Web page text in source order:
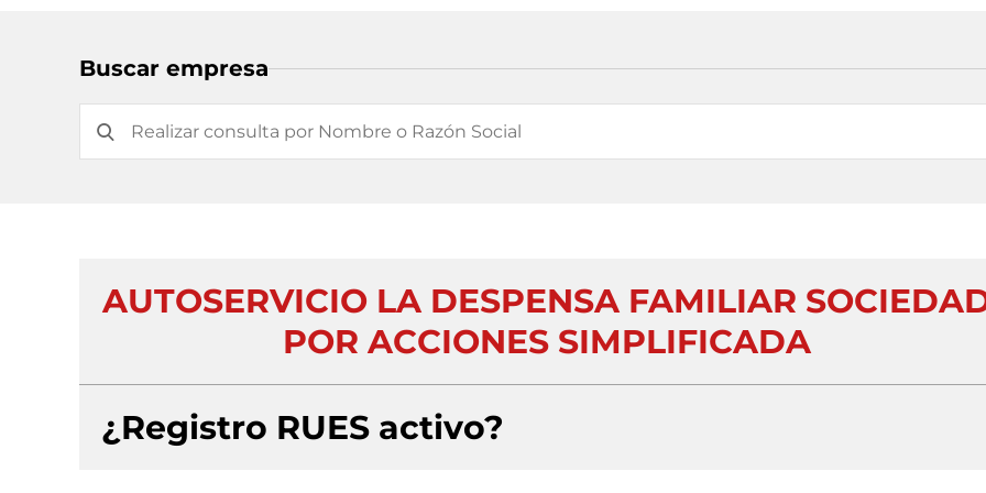
Buscar empresa
AUTOSERVICIO LA DESPENSA FAMILIAR
POR ACCIONES SIMPLIFICADA
¿Registro RUES activo?